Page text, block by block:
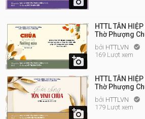

HTTL TÂN
Thờ Phượng
bởi HTTLVN 
169 Lượt xem

HTTL TÂN
Thờ Phượng
bởi HTTLVN 
179 Lượt xem